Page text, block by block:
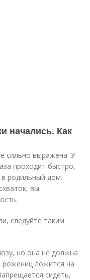
начались. Как
сильно выражена. У
проходит быстро,
родильный дом.
вы
следуйте таким
но она не должна
ложится на
сидеть,